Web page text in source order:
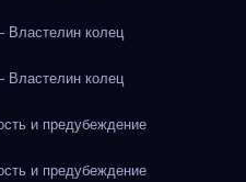
колец
колец
и предубеждение
и предубеждение